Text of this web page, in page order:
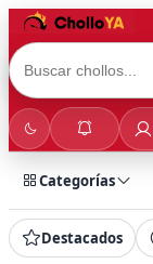
Categorías
Destacados